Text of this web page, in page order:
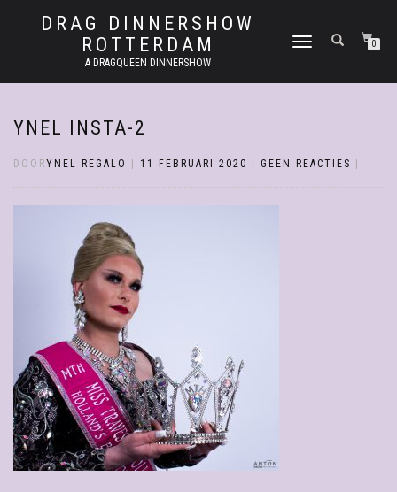
DRAG DINNERSHOW
ROTTERDAM
A DRAGQUEEN DINNERSHOW
SCHAKEL
0
YNEL INSTA-2
DOORYNEL REGALO 11 FEBRUARI 2020 GEEN REACTIES